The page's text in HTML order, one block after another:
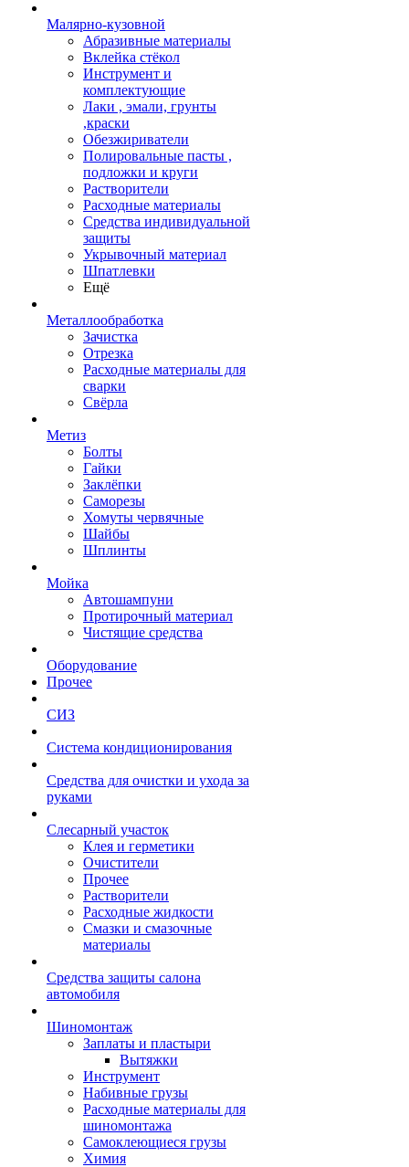
Малярно-кузовной
Абразивные материалы
Вклейка стёкол
Инструмент и
комплектующие
Лаки , эмали, грунты
,краски
Обезжириватели
Полировальные пасты ,
подложки и круги
Растворители
Расходные материалы
Средства индивидуальной
защиты
Укрывочный материал
Шпатлевки
Ещё
Металлообработка
Зачистка
Отрезка
Расходные материалы для
сварки
Свёрла
Метиз
Болты
Гайки
Заклёпки
Саморезы
Хомуты червячные
Шайбы
Шплинты
Мойка
Автошампуни
Протирочный материал
Чистящие средства
Оборудование
Прочее
СИЗ
Система кондиционирования
Средства для очистки и ухода за
руками
Слесарный участок
Клея и герметики
Очистители
Прочее
Растворители
Расходные жидкости
Смазки и смазочные
материалы
Средства защиты салона
автомобиля
Шиномонтаж
Заплаты и пластыри
Вытяжки
Инструмент
Набивные грузы
Расходные материалы для
шиномонтажа
Самоклеющиеся грузы
Химия